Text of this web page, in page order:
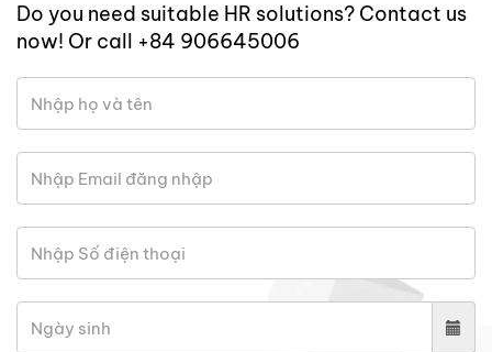
Do you need suitable HR solutions? Contact us
now! Or call +84 906645006